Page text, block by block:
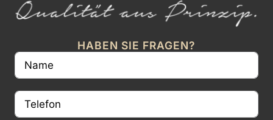
HABEN SIE FRAGEN?